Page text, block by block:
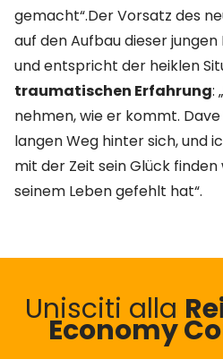
gemacht“.Der Vorsatz des
auf den Aufbau dieser
und entspricht der heiklen
traumatischen Erfahrung:
nehmen, wie er kommt.
langen Weg hinter sich, und
mit der Zeit sein Glück finden
seinem Leben gefehlt hat“.
Unisciti alla
Economy